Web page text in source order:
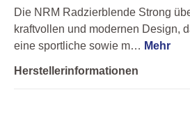
Die NRM Radzierblende Strong
kraftvollen und modernen Design,
eine sportliche sowie m… Mehr
Herstellerinformationen